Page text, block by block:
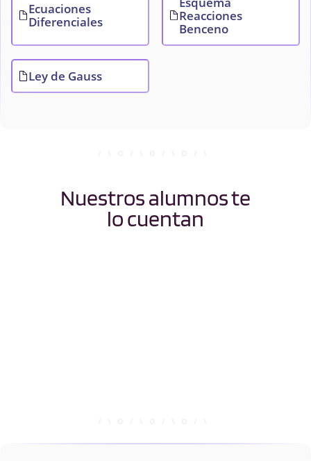
Ecuaciones
Diferenciales
Reacciones
Benceno
Ley de Gauss
Nuestros alumnos te
lo cuentan